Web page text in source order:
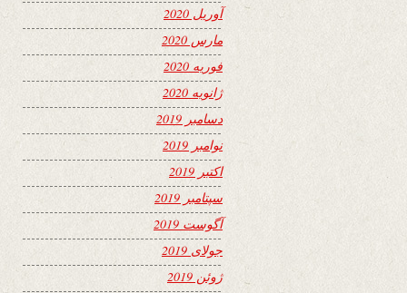
آوریل 2020
مارس 2020
فوریه 2020
ژانویه 2020
دسامبر 2019
نوامبر 2019
اکتبر 2019
سپتامبر 2019
آگوست 2019
جولای 2019
ژوئن 2019